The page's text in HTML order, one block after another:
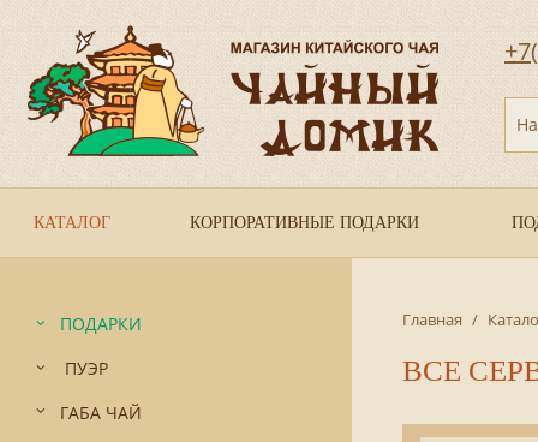
КАТАЛОГ КОРПОРАТИВНЫЕ ПОДАРКИ
ПОДАРКИ
ПУЭР
ГАБА ЧАЙ
Главная /
ВСЕ